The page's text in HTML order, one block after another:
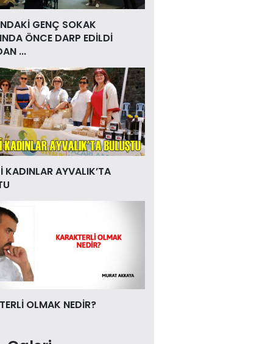
GENÇ SOKAK
ÖNCE DARP EDİLDİ
...
KADINLAR AYVALIK’TA
OLMAK NEDİR?